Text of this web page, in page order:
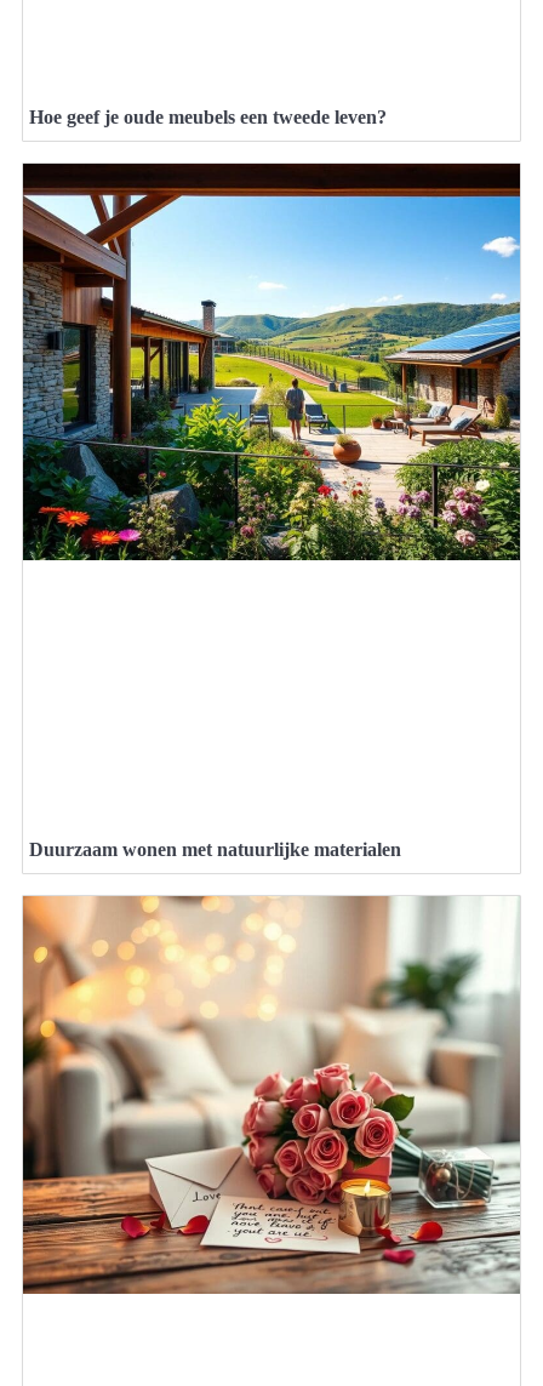
Hoe geef je oude meubels een tweede leven?
Duurzaam wonen met natuurlijke materialen